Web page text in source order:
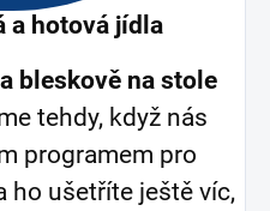
a hotová jídla
bleskově na stole
tehdy, když nás
programem pro
ho ušetříte ještě víc,